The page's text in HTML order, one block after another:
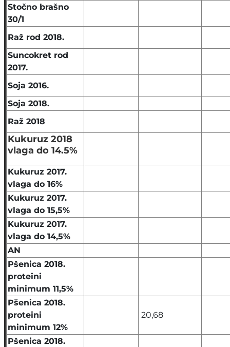
Stočno brašno
30/1
Raž rod 2018.
Suncokret rod
2017.
Soja 2016.
Soja 2018.
Raž 2018
Kukuruz 2018
vlaga do 14.5%
Kukuruz 2017.
vlaga do 16%
Kukuruz 2017.
vlaga do 15,5%
Kukuruz 2017.
vlaga do 14,5%
AN
Pšenica 2018.
proteini
minimum 11,5%
Pšenica 2018.
proteini
minimum 12%
20,68
Pšenica 2018.